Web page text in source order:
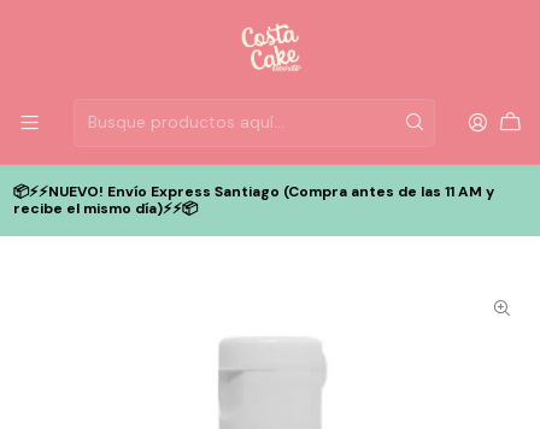
📦⚡️⚡️NUEVO! Envío Express Santiago (Compra antes de las 11 AM y
recibe el mismo día)⚡️⚡️📦